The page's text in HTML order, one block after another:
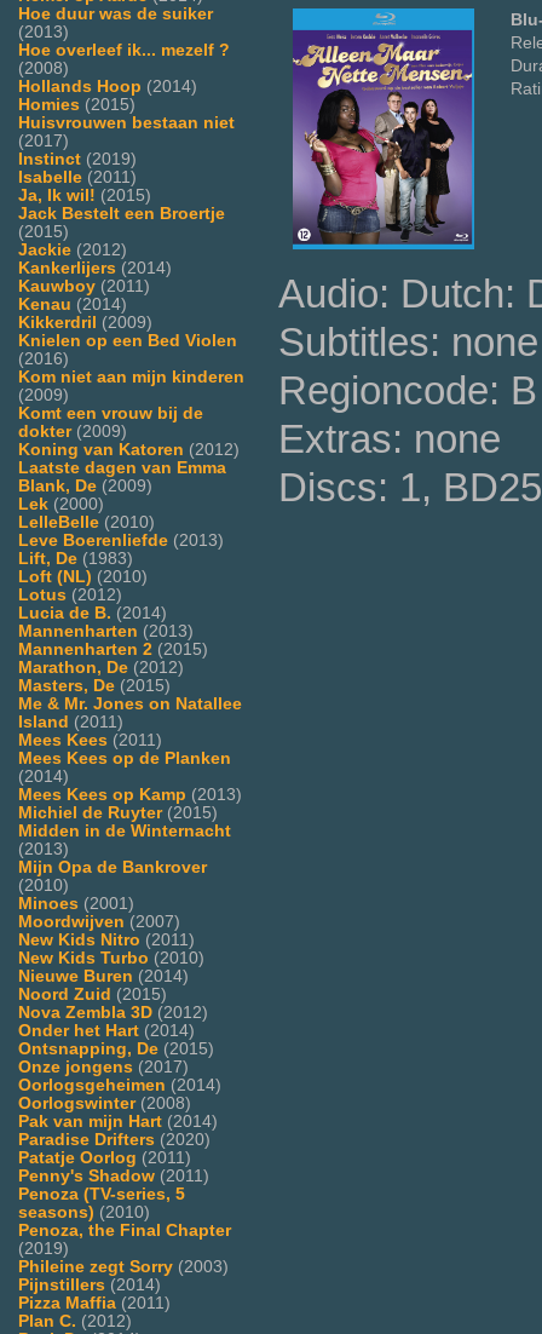
Hoe duur was de suiker
(2013)
Hoe overleef ik... mezelf ?
(2008)
Hollands Hoop (2014)
Homies (2015)
Huisvrouwen bestaan niet
(2017)
Instinct (2019)
Isabelle (2011)
Ja, Ik wil! (2015)
Jack Bestelt een Broertje
(2015)
Jackie (2012)
Kankerlijers (2014)
Kauwboy (2011)
Kenau (2014)
Kikkerdril
(2009)
Knielen op een Bed Violen
(2016)
Kom niet aan mijn kinderen
(2009)
Komt een vrouw bij de
dokter(2009)
Koning van Katoren (2012)
Laatste dagen van Emma
Blank, De (2009)
Lek (2000)
LelleBelle (2010)
Leve Boerenliefde (2013)
Lift, De (1983)
Loft (NL) (2010)
Lotus (2012)
Lucia de B. (2014)
Mannenharten (2013)
Mannenharten 2 (2015)
Marathon, De (2012)
Masters, De (2015)
Me & Mr. Jones on Natallee
Island (2011)
Mees Kees (2011)
Mees Kees op de Planken
(2014)
Mees Kees op Kamp (2013)
Michiel de Ruyter(2015)
Midden in de Winternacht
(2013)
Mijn Opa de Bankrover
(2010)
Minoes (2001)
Moordwijven (2007)
New Kids Nitro (2011)
New Kids Turbo (2010)
Nieuwe Buren (2014)
Noord Zuid (2015)
Nova Zembla 3D (2012)
Onder het Hart (2014)
Ontsnapping, De (2015)
Onze jongens (2017)
Oorlogsgeheimen (2014)
Oorlogswinter(2008)
Pak van mijn Hart (2014)
Paradise Drifters (2020)
Patatje Oorlog (2011)
Penny's Shadow (2011)
Penoza (TV-series, 5
seasons) (2010)
Penoza, the Final Chapter
(2019)
Phileine zegt Sorry (2003)
Pijnstillers (2014)
Pizza Maffia (2011)
Plan C. (2012)
Audio: Dutch:
Subtitles: none
Regioncode: B
Extras: none
Discs: 1, BD25